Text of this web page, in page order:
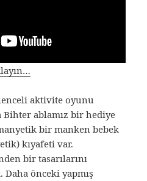
aktivite oyunu
Bihter ablamız bir hediye
bir manken bebek
kıyafeti var.
bir tasarılarını
önceki yapmış